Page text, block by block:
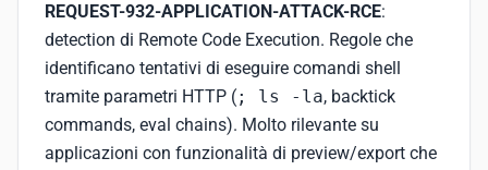
REQUEST-932-APPLICATION-ATTACK-RCE:
detection di Remote Code Execution. Regole che
identificano tentativi di eseguire comandi shell
tramite parametri HTTP (; ls -la, backtick
commands, eval chains). Molto rilevante su
applicazioni con funzionalità di preview/export che